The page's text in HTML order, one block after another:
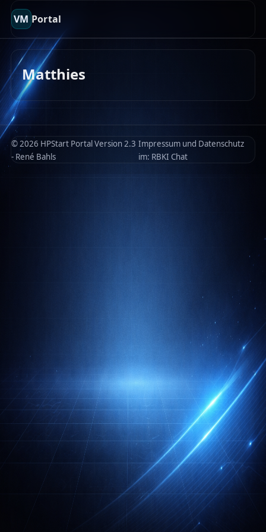
VM Portal
Matthies
© 2026 HPStart Portal Version 2.3
- René Bahls
Impressum und Datenschutz
im: RBKI Chat